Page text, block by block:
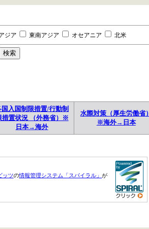
ジア 東南アジア オセアニア 北米
国入国制限措置/行動制
措置状況 （外務省）※
日本→海外
水際対策（厚生労働省）
※海外→日本
ッツの情報管理システム「スパイラル」 が